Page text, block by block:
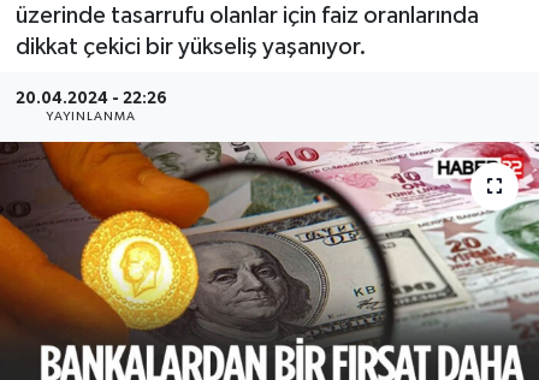
üzerinde tasarrufu olanlar için faiz oranlarında
dikkat çekici bir yükseliş yaşanıyor.
20.04.2024 - 22:26
YAYINLANMA
EĞİTİM
GENEL
Güncel
HABERDE İNSAN
İlginç
KÜLTÜR SANAT
Son Dakika Haberleri
Haber Arşivi